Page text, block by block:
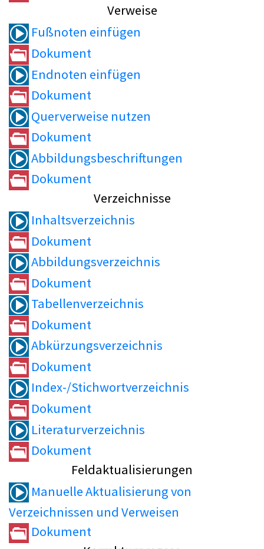
Verweise
Fußnoten einfügen
Dokument
Endnoten einfügen
Dokument
Querverweise nutzen
Dokument
Abbildungsbeschriftungen
Dokument
Verzeichnisse
Inhaltsverzeichnis
Dokument
Abbildungsverzeichnis
Dokument
Tabellenverzeichnis
Dokument
Abkürzungsverzeichnis
Dokument
Index-/Stichwortverzeichnis
Dokument
Literaturverzeichnis
Dokument
Feldaktualisierungen
Manuelle Aktualisierung von
Verzeichnissen und Verweisen
Dokument